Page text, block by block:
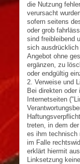
die Nutzung
verursacht
sofern seitens
oder grob
sind freibleibend
sich ausdrücklich
Angebot ohne
ergänzen, zu
oder endgültig
2. Verweise und
Bei direkten oder
Internetseiten
treten, in dem
es ihm technisch
im Falle
erklärt hiermit
Linksetzung